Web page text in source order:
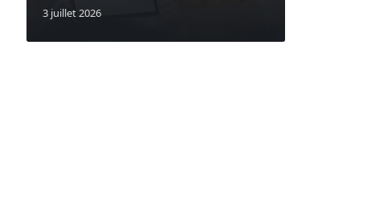
3 juillet 2026